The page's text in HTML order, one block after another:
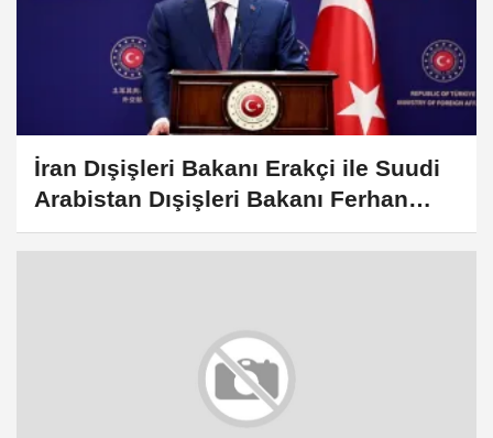
İran Dışişleri Bakanı Erakçi ile Suudi
Arabistan Dışişleri Bakanı Ferhan
bölgedeki durumu görüştü